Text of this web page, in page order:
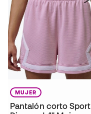
MUJER
Pantalón corto Sport